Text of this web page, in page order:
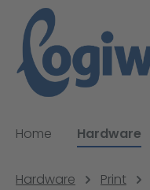
Home Hardware
Hardware Print